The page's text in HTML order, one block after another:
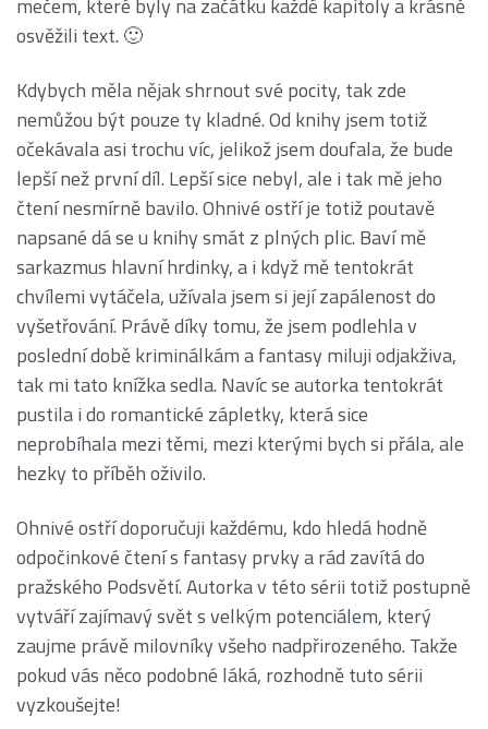
osvěžili text. 🙂
Kdybych měla nějak shrnout své pocity, tak zde
nemůžou být pouze ty kladné. Od knihy jsem totiž
očekávala asi trochu víc, jelikož jsem doufala, že bude
lepší než první díl. Lepší sice nebyl, ale i tak mě jeho
čtení nesmírně bavilo. Ohnivé ostří je totiž poutavě
napsané dá se u knihy smát z plných plic. Baví mě
sarkazmus hlavní hrdinky, a i když mě tentokrát
chvílemi vytáčela, užívala jsem si její zapálenost do
vyšetřování. Právě díky tomu, že jsem podlehla v
poslední době kriminálkám a fantasy miluji odjakživa,
tak mi tato knížka sedla. Navíc se autorka tentokrát
pustila i do romantické zápletky, která sice
neprobíhala mezi těmi, mezi kterými bych si přála, ale
hezky to příběh oživilo.
Ohnivé ostří doporučuji každému, kdo hledá hodně
odpočinkové čtení s fantasy prvky a rád zavítá do
pražského Podsvětí. Autorka v této sérii totiž postupně
vytváří zajímavý svět s velkým potenciálem, který
zaujme právě milovníky všeho nadpřirozeného. Takže
pokud vás něco podobné láká, rozhodně tuto sérii
vyzkoušejte!